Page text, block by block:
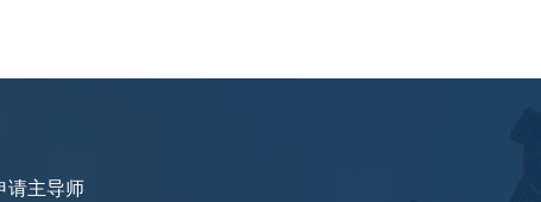
请主导师